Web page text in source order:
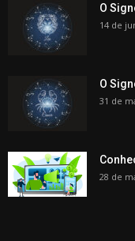
O
14 de
O
31 de
28 de